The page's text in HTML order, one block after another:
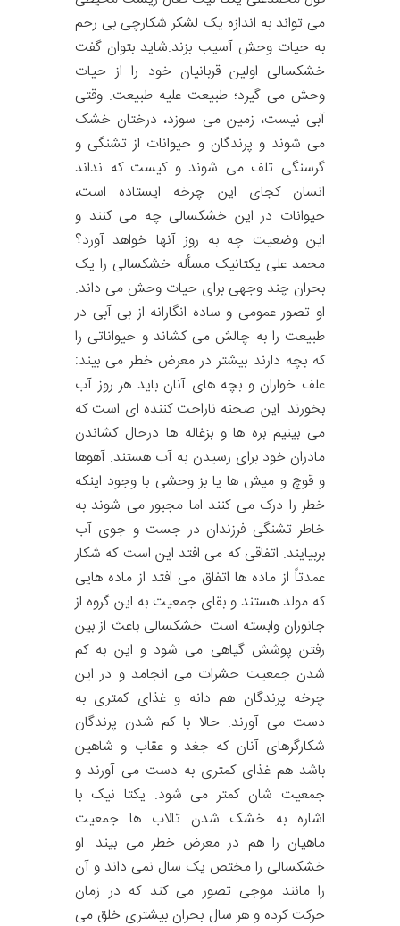
می تواند به اندازه یک لشکر شکارچی بی رحم
به حیات وحش آسیب بزند.شاید بتوان گفت
خشکسالی اولین قربانیان خود را از حیات
وحش می گیرد؛ طبیعت علیه طبیعت. وقتی
آبی نیست، زمین می سوزد، درختان خشک
می شوند و پرندگان و حیوانات از تشنگی و
گرسنگی تلف می شوند و کیست که نداند
انسان کجای این چرخه ایستاده است،
حیوانات در این خشکسالی چه می کنند و
این وضعیت چه به روز آنها خواهد آورد؟
محمد علی یکتانیک مسأله خشکسالی را یک
بحران چند وجهی برای حیات وحش می داند.
او تصور عمومی و ساده انگارانه از بی آبی در
طبیعت را به چالش می کشاند و حیواناتی را
که بچه دارند بیشتر در معرض خطر می بیند:
علف خواران و بچه های آنان باید هر روز آب
بخورند. این صحنه ناراحت کننده ای است که
می بینیم بره ها و بزغاله ها درحال کشاندن
مادران خود برای رسیدن به آب هستند. آهوها
و قوچ و میش ها یا بز وحشی با وجود اینکه
خطر را درک می کنند اما مجبور می شوند به
خاطر تشنگی فرزندان در جست و جوی آب
بربیایند. اتفاقی که می افتد این است که شکار
عمدتاً از ماده ها اتفاق می افتد از ماده هایی
که مولد هستند و بقای جمعیت به این گروه از
جانوران وابسته است. خشکسالی باعث از بین
رفتن پوشش گیاهی می شود و این به کم
شدن جمعیت حشرات می انجامد و در این
چرخه پرندگان هم دانه و غذای کمتری به
دست می آورند. حالا با کم شدن پرندگان
شکارگرهای آنان که جغد و عقاب و شاهین
باشد هم غذای کمتری به دست می آورند و
جمعیت شان کمتر می شود. یکتا نیک با
اشاره به خشک شدن تالاب ها جمعیت
ماهیان را هم در معرض خطر می بیند. او
خشکسالی را مختص یک سال نمی داند و آن
را مانند موجی تصور می کند که در زمان
حرکت کرده و هر سال بحران بیشتری خلق می